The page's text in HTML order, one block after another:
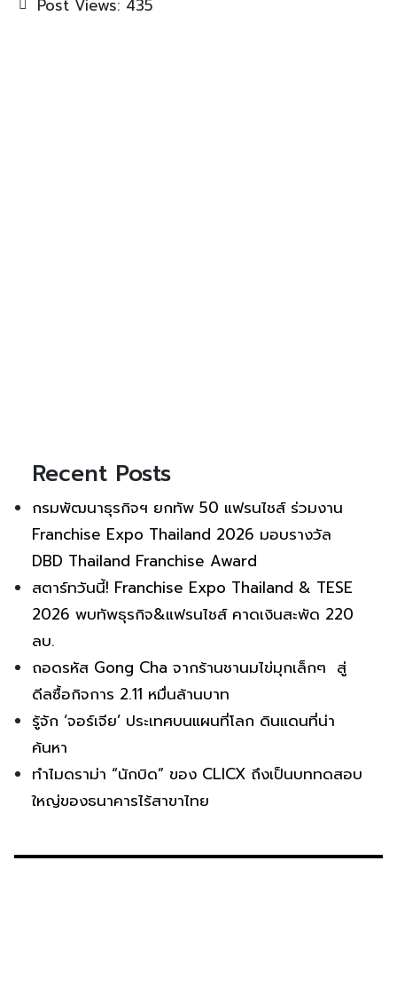
Post Views: 435
Recent Posts
กรมพัฒนาธุรกิจฯ ยกทัพ 50 แฟรนไชส์ ร่วมงาน
Franchise Expo Thailand 2026 มอบรางวัล
DBD Thailand Franchise Award
สตาร์ทวันนี้! Franchise Expo Thailand & TESE
2026 พบทัพธุรกิจ&แฟรนไชส์ คาดเงินสะพัด 220
ลบ.
ถอดรหัส Gong Cha จากร้านชานมไข่มุกเล็กๆ สู่
ดีลซื้อกิจการ 2.11 หมื่นล้านบาท
รู้จัก ‘จอร์เจีย’ ประเทศบนแผนที่โลก ดินแดนที่น่า
ค้นหา
ทำไมดราม่า “นักบิด” ของ CLICX ถึงเป็นบททดสอบ
ใหญ่ของธนาคารไร้สาขาไทย